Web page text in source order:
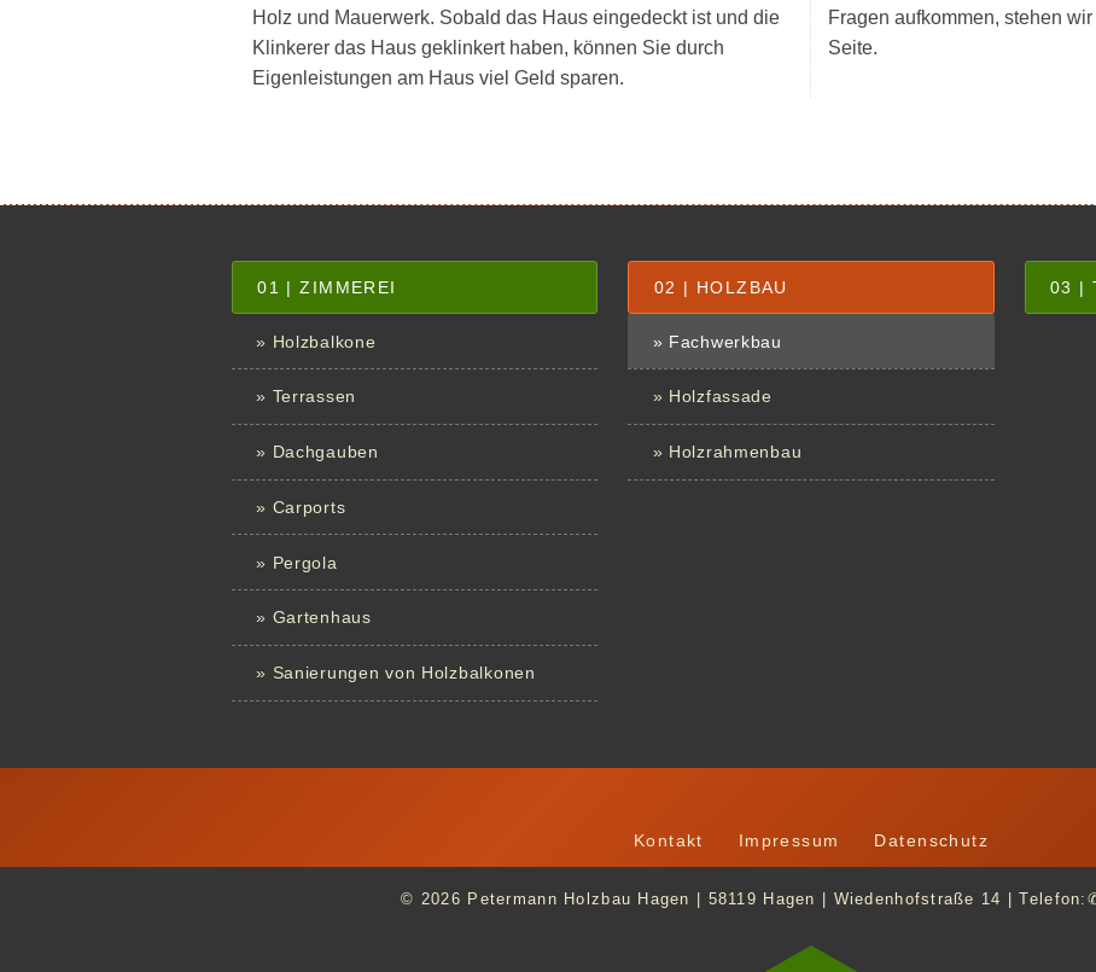
Holz und Mauerwerk. Sobald das Haus eingedeckt ist und die
Klinkerer das Haus geklinkert haben, können Sie durch
Eigenleis­tungen am Haus viel Geld sparen.
Fragen aufkommen, stehen
Seite.
01 | ZIMMEREI
» Holzbalkone
» Terrassen
» Dachgauben
» Carports
» Pergola
» Gartenhaus
» Sanierungen von Holzbalkonen
02 | HOLZBAU
» Fachwerkbau
» Holzfassade
» Holzrahmenbau
03 |
Kontakt Impressum Datenschutz
© 2026 Petermann Holzbau Hagen | 58119 Hagen | Wiedenhofstraße 14 | Telefon: